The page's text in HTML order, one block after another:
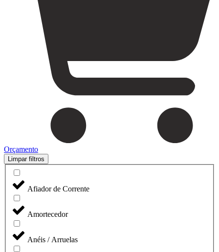
Orçamento
Limpar filtros
Afiador de Corrente
Amortecedor
Anéis / Arruelas